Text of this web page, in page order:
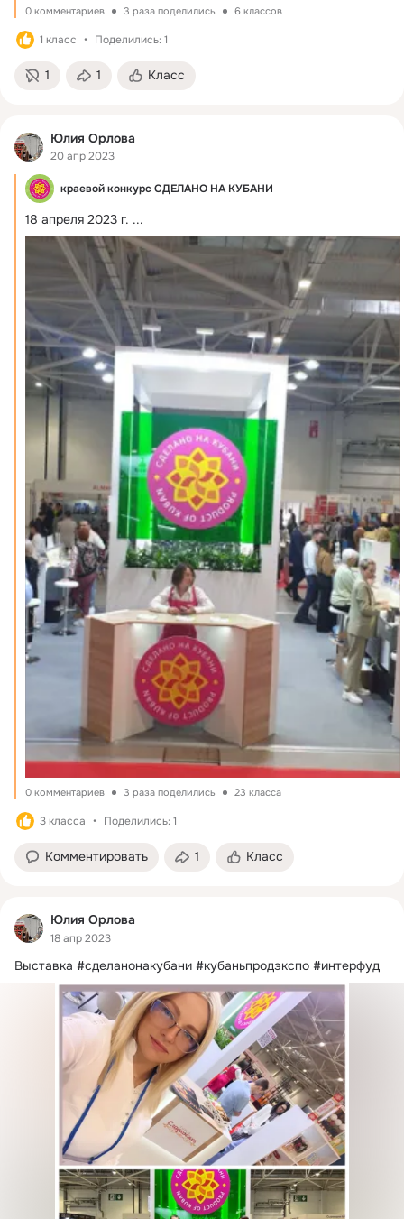
0 комментариев 3 раза поделились 6 классов
1 класс Поделились: 1
1 1 Класс
Юлия Орлова
20 апр 2023
краевой конкурс СДЕЛАНО НА КУБАНИ
18 апреля 2023 г. ...
0 комментариев 3 раза поделились 23 класса
3 класса Поделились: 1
Комментировать 1 Класс
Юлия Орлова
18 апр 2023
Выставка #сделанонакубани #кубаньпродэкспо #интерфуд